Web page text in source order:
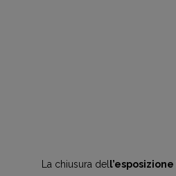
La chiusura dell’esposizione